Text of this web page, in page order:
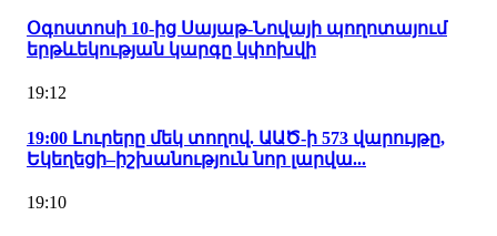
Օգոստոսի 10-ից Սայաթ-Նովայի պողոտայում
երթևեկության կարգը կփոխվի
19:12
19:00 Լուրերը մեկ տողով. ԱԱԾ-ի 573 վարույթը,
Եկեղեցի–իշխանություն նոր լարվա...
19:10